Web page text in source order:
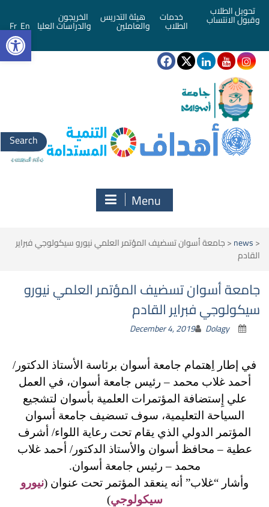
تحويل الطلاب
وقبول الانتساب خدمات
الطلاب
هيئة التدريس
والعاملين
الخريجون
والدراسات العليا En
Fr
Search
for:
Menu
<
news
<جامعة أسوان تسضيف المؤتمر العلمي نيورو سيكولوجي فبراير
القادم
جامعة أسوان تسضيف المؤتمر العلمي نيورو
سيكولوجي فبراير القادم
December 4, 2019 Dolagy
في إطار اِهتمام جامعة أسوان برئاسة الأستاذ الدكتور/
أحمد غلاب محمد – رئيس جامعة أسوان، في العمل
علي إِستضافة المؤتمرات العلمية بأسوان لتشجيع
السياحة التعليمية، سوف تسضيف جامعة أسوان
المؤتمر الدولي الذي يقام تحت رعاية اللواء/ أشرف
عطية – محافظ أسوان والأستاذ الدكتور/ أحمد غلاب
محمد – رئيس جامعة أسوان.
وأشار “غلاب” أنه ينعقد المؤتمر تحت عنوان (نيورو
سيكولوجي)